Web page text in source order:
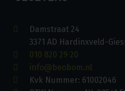
Damstraat 24
3371 AD Hardinxveld-
010 820 29 20
info@beobom.nl
Kvk Nummer: 61002046